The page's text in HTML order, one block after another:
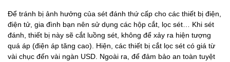
Để tránh bị ảnh hưởng của sét đánh thứ cấp cho các thiết bị điện,
điện tử, gia đình bạn nên sử dụng các hộp cắt, lọc sét… Khi sét
đánh, thiết bị này sẽ cắt luồng sét, không để xảy ra hiện tượng
quá áp (điện áp tăng cao). Hiện, các thiết bị cắt lọc sét có giá từ
vài chục đến vài ngàn USD. Ngoài ra, để đảm bảo an toàn tuyệt